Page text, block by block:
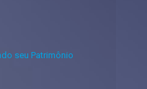
seu Patrimônio